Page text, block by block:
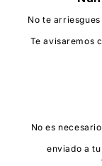
No te
Te avisaremos
No es
enviado a